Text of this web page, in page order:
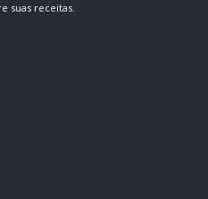
suas receitas.